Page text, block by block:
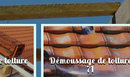
toiture Démoussage de
71